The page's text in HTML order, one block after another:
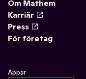
Om Mathem
Karriär
Press
För företag
Appar